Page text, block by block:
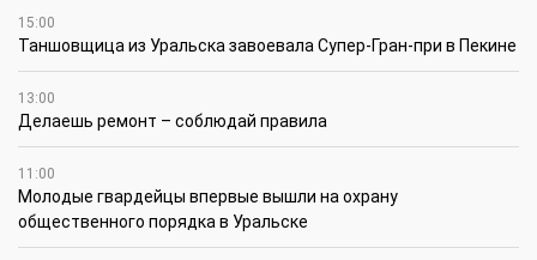
15:00
Таншовщица из Уральска завоевала Супер-Гран-при в Пекине
13:00
Делаешь ремонт – соблюдай правила
11:00
Молодые гвардейцы впервые вышли на охрану
общественного порядка в Уральске